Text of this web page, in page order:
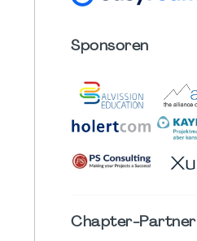
Sponsoren
Chapter-Partner